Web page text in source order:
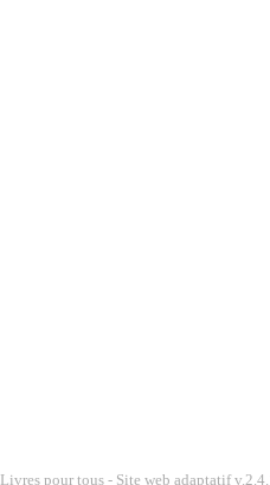
pour tous - Site web adaptatif